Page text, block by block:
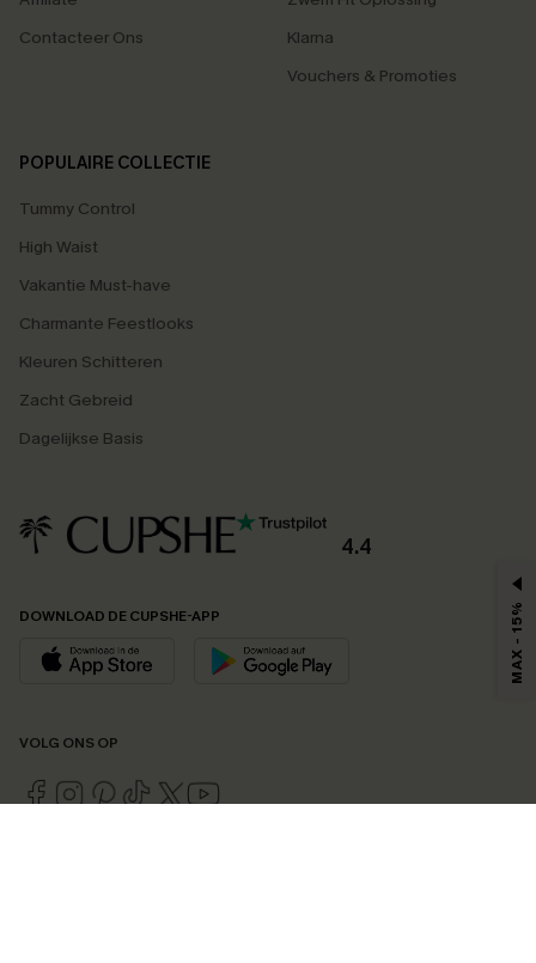
Contacteer Ons
Klarna
Vouchers & Promoties
POPULAIRE COLLECTIE
Tummy Control
High Waist
Vakantie Must-have
Charmante Feestlooks
Kleuren Schitteren
Zacht Gebreid
Dagelijkse Basis
4.4
DOWNLOAD DE CUPSHE-APP
VOLG ONS OP
MAX - 15%